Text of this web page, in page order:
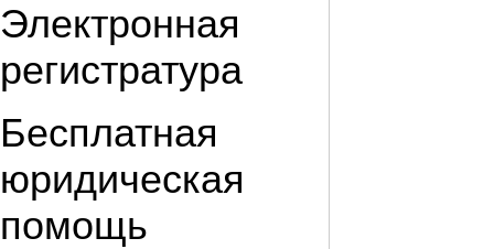
Электронная
регистратура
Бесплатная
юридическая
помощь